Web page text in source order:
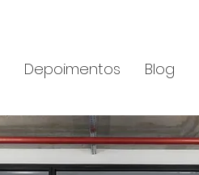
Depoimentos Blog